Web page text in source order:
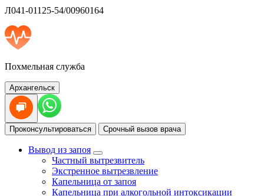
Л041-01125-54/00960164
Похмельная служба
Архангельск
Проконсультироваться Срочный вызов врача
Вывод из запоя
Частный вытрезвитель
Экстренное вытрезвление
Капельница от запоя
Капельница при алкогольной интоксикации